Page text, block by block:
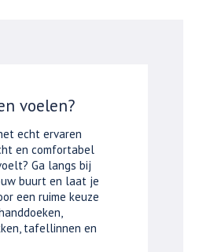
voelen?
echt ervaren
en comfortabel
Ga langs bij
buurt en laat je
een ruime keuze
tafellinnen en